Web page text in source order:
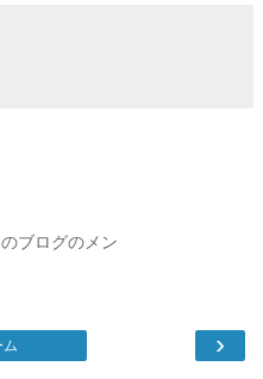
ブログのメン
›
ム